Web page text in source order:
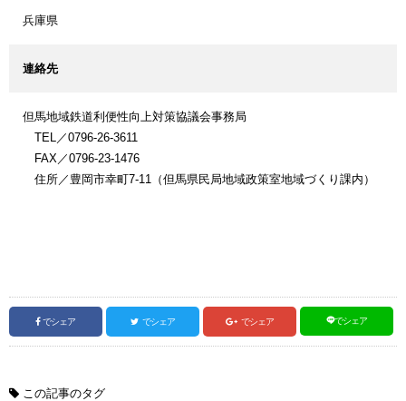
兵庫県
連絡先
但馬地域鉄道利便性向上対策協議会事務局
TEL／0796-26-3611
FAX／0796-23-1476
住所／豊岡市幸町7-11（但馬県民局地域政策室地域づくり課内）
でシェア でシェア でシェア でシェア
この記事のタグ